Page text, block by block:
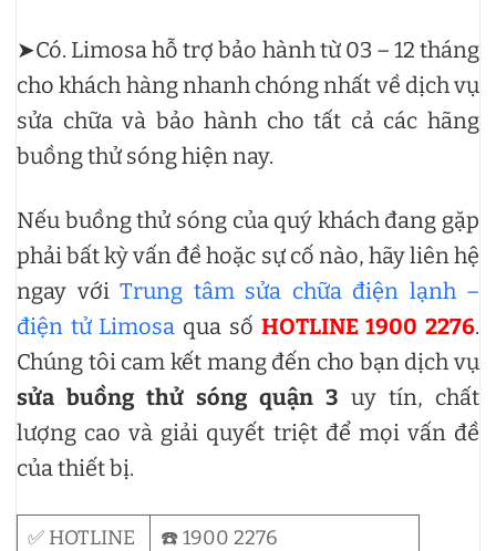
➤Có. Limosa hỗ trợ bảo hành từ 03 – 12 tháng
cho khách hàng nhanh chóng nhất về dịch vụ
sửa chữa và bảo hành cho tất cả các hãng
buồng thử sóng hiện nay.
Nếu buồng thử sóng của quý khách đang gặp
phải bất kỳ vấn đề hoặc sự cố nào, hãy liên hệ
ngay với Trung tâm sửa chữa điện lạnh –
điện tử Limosa qua số HOTLINE 1900 2276.
Chúng tôi cam kết mang đến cho bạn dịch vụ
sửa buồng thử sóng quận 3 uy tín, chất
lượng cao và giải quyết triệt để mọi vấn đề
của thiết bị.
✅ HOTLINE
☎️ 1900 2276